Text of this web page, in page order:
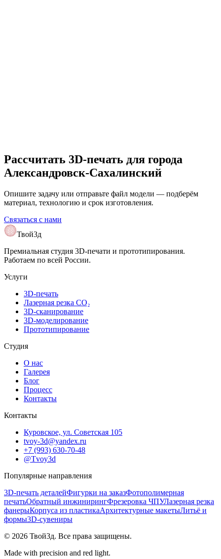
Рассчитать 3D-печать для города
Александровск-Сахалинский
Опишите задачу или отправьте файл модели — подберём
материал, технологию и срок изготовления.
Связаться с нами
Твой3д
Премиальная студия 3D-печати и прототипирования.
Работаем по всей России.
Услуги
3D-печать
Лазерная резка CO₂
3D-сканирование
3D-моделирование
Прототипирование
Студия
О нас
Галерея
Блог
Процесс
Контакты
Контакты
Куровское, ул. Советская 105
tvoy-3d@yandex.ru
+7 (993) 630-70-48
@Tvoy3d
Популярные направления
3D-печать деталейФигурки на заказФотополимерная
печатьОбратный инжинирингФрезеровка ЧПУЛазерная резка
фанерыКорпуса из пластикаАрхитектурные макетыЛитьё и
формы3D-сувениры
© 2026 Твой3д. Все права защищены.
Made with precision and red light.